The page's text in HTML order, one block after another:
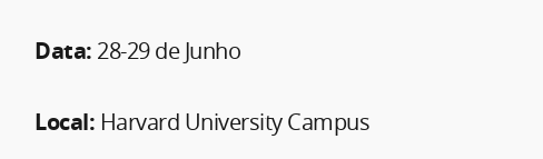
Data: 28-29 de Junho
Local: Harvard University Campus